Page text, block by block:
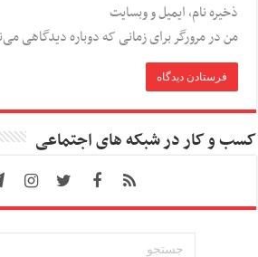
ذخیره نام، ایمیل و وبسایت
من در مرورگر برای زمانی که دوباره دیدگاهی
کسب و کار در شبکه های اجتماعی